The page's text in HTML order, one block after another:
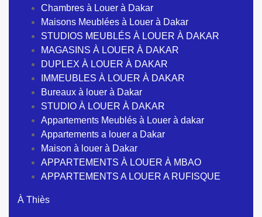
Chambres à Louer à Dakar
Maisons Meublées à Louer à Dakar
STUDIOS MEUBLÉS À LOUER À DAKAR
MAGASINS À LOUER À DAKAR
DUPLEX À LOUER À DAKAR
IMMEUBLES À LOUER À DAKAR
Bureaux à louer à Dakar
STUDIO À LOUER À DAKAR
Appartements Meublés à Louer à dakar
Appartements a louer a Dakar
Maison à louer à Dakar
APPARTEMENTS À LOUER À MBAO
APPARTEMENTS A LOUER A RUFISQUE
À Thiès